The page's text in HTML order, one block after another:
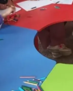
Sakarya
Samsun
Siirt
Sinop